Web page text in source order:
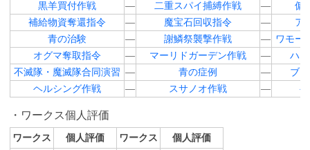
黒羊買付作戦
― 二重スパイ捕縛作戦 ―
傭
補給物資奪還指令
― 魔宝石回収指令 ―
ア
青の治験
― 謝鱗祭襲撃作戦 ― ワモー
オグマ奪取指令
― マーリドガーデン作戦 ―
ハ
不滅隊・魔滅隊合同演習 ― 青の症例 ―
ブ
ヘルシング作戦
― スサノオ作戦 ―
ワークス個人評価
ワークス 個人評価 ワークス 個人評価